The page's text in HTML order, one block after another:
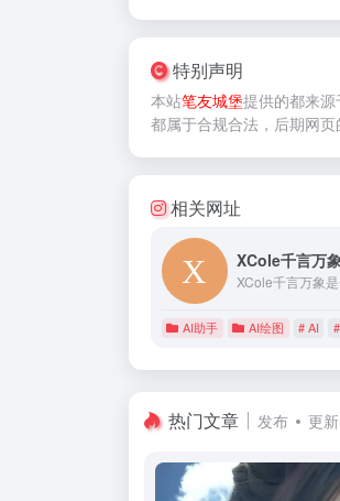
特别声明
本站笔友城堡提供的都来源
都属于合规合法，后期网
相关网址
XCole千言万
AI助手 AI绘图 # AI
热门文章 发布 更新